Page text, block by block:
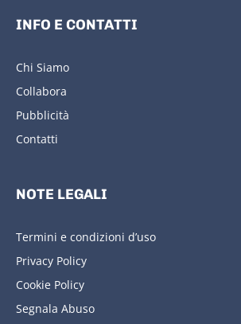
INFO E CONTATTI
Chi Siamo
Collabora
Pubblicità
Contatti
NOTE LEGALI
Termini e condizioni d’uso
Privacy Policy
Cookie Policy
Segnala Abuso